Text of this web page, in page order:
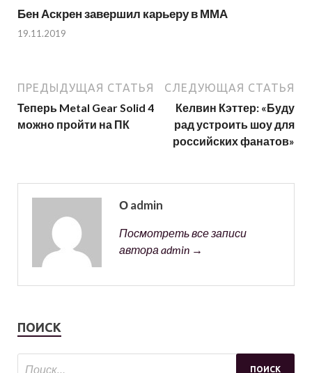
Бен Аскрен завершил карьеру в ММА
19.11.2019
ПРЕДЫДУЩАЯ СТАТЬЯ
Теперь Metal Gear Solid 4
можно пройти на ПК
СЛЕДУЮЩАЯ СТАТЬЯ
Келвин Кэттер: «Буду
рад устроить шоу для
российских фанатов»
О admin
Посмотреть все записи
автора admin →
ПОИСК